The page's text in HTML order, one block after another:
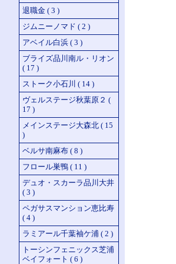
退職金 ( 3 )
ジムニーノマド ( 2 )
アベイル白浜 ( 3 )
ブライズ品川南ル・リオン
( 17 )
ストーク小石川 ( 14 )
ヴェルステージ秋葉原２ (
17 )
メインステージ大森北 ( 15
)
ベルサ南麻布 ( 8 )
フロール巣鴨 ( 11 )
デュオ・スカーラ品川大井
( 3 )
ペガサスマンション恵比寿
( 4 )
ラミアール千葉袖ケ浦 ( 2 )
トーシンフェニックス芝浦
ベイフォート ( 6 )